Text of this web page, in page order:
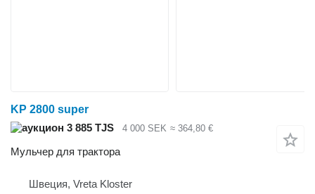
KP 2800 super
3 885 TJS
4 000 SEK ≈ 364,80 €
Мульчер для трактора
Швеция, Vreta Kloster